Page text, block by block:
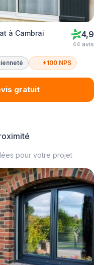
à Cambrai 4,9
44 avis
+100 NPS
gratuit
pour votre projet